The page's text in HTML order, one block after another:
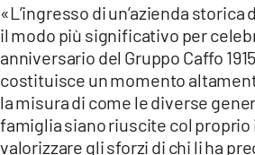
«L’ingresso di un’azienda
il modo più significativo per
anniversario del Gruppo Caffo
costituisce un momento
la misura di come le diverse
famiglia siano riuscite col proprio
valorizzare gli sforzi di chi li ha